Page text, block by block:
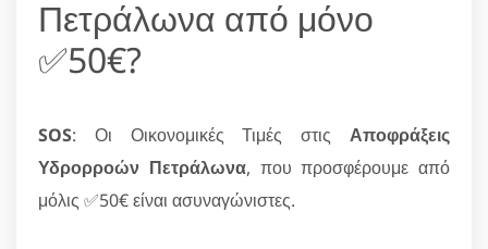
Πετράλωνα από μόνο
✅50€?
SOS: Οι Οικονομικές Τιμές στις Αποφράξεις
Υδρορροών Πετράλωνα, που προσφέρουμε από
μόλις ✅50€ είναι ασυναγώνιστες.